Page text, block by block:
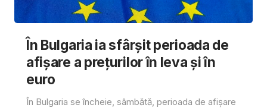
În Bulgaria ia sfârşit perioada de
afișare a prețurilor în ​​leva și în
euro
În Bulgaria se încheie, sâmbătă, perioada de afișare